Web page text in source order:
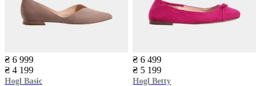
₴ 6 999
₴ 4 199
Hogl Basic
₴ 6 499
₴ 5 199
Hogl Betty